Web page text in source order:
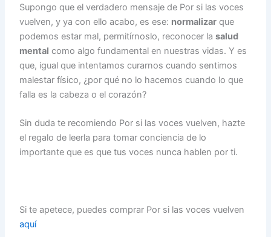
Supongo que el verdadero mensaje de Por si las voces
vuelven, y ya con ello acabo, es ese: normalizar que
podemos estar mal, permitírnoslo, reconocer lasalud
mental como algo fundamental en nuestras vidas. Y es
que, igual que intentamos curarnos cuando sentimos
malestar físico, ¿por qué no lo hacemos cuando lo que
falla es la cabeza o el corazón?
Sin duda te recomiendo Por si las voces vuelven, hazte
el regalo de leerla para tomar conciencia de lo
importante que es que tus voces nunca hablen por ti.
Si te apetece, puedes comprar Por si las voces vuelven
aquí